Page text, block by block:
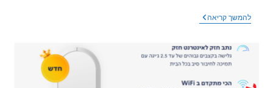
קריאהדגשים
מנטאלית
עם
רגישות